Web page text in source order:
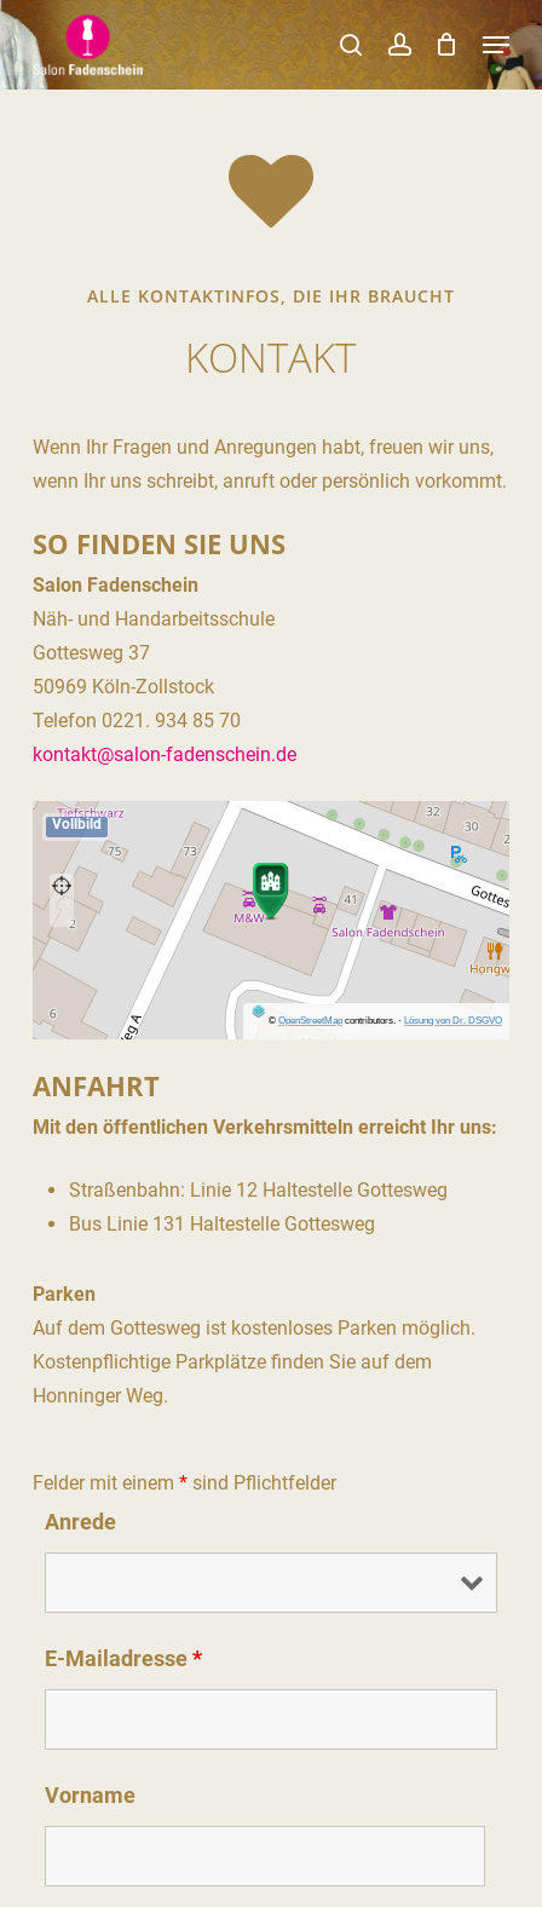
Skip
to
main
searchaccount
Menu
ALLE KONTAKTINFOS, DIE IHR BRAUCHT
KONTAKT
Wenn Ihr Fragen und Anregungen habt, freuen wir uns,
wenn Ihr uns schreibt, anruft oder persönlich vorkommt.
SO FINDEN SIE UNS
Salon Fadenschein
Näh- und Handarbeitsschule
Gottesweg 37
50969 Köln-Zollstock
Telefon 0221. 934 85 70
kontakt@salon-fadenschein.de
© OpenStreetMapcontributors. · Lösung von Dr. DSGVO
Vollbild
ANFAHRT
Mit den öffentlichen Verkehrsmitteln erreicht Ihr uns:
Straßenbahn: Linie 12 Haltestelle Gottesweg
Bus Linie 131 Haltestelle Gottesweg
Parken
Auf dem Gottesweg ist kostenloses Parken möglich.
Kostenpflichtige Parkplätze finden Sie auf dem
Honninger Weg.
Felder mit einem *sind Pflichtfelder
Anrede
E-Mailadresse*
Vorname
Close